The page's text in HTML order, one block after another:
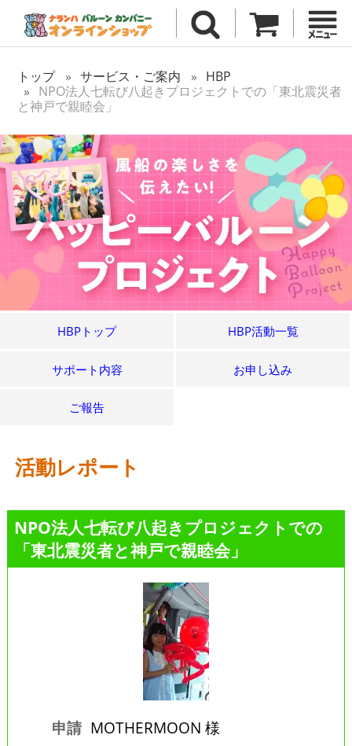
トップ サービス・ご案内
HBP
NPO法人七転び八起きプロジェクトでの「東北震災者
と神戸で親睦会」
HBPトップ HBP活動一覧
サポート内容 お申し込み
ご報告
活動レポート
NPO法人七転び八起きプロジェクトでの
「東北震災者と神戸で親睦会」
申請 MOTHERMOON 様